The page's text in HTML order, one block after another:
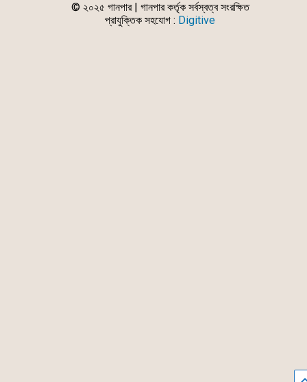
© ২০২৫ গানপার | গানপার কর্তৃক সর্বস্বত্ব সংরক্ষিত
প্রাযুক্তিক সহযোগ : Digitive